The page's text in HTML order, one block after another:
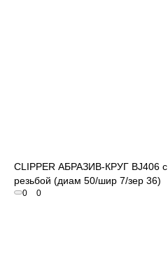
CLIPPER АБРАЗИВ-КРУГ BJ406 с
резьбой (диам 50/шир 7/зер 36)
0 0